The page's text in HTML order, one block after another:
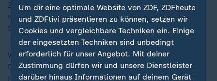
Zweifel an ihren Siegesambitionen aufkommen. Dabei
waren Werth und Co. dezimiert in die erste Fünf-
Sterne-Dressur des Turniers gestartet.
Weil Sönke Rothenberger, dessen Pferd Fendi laut der
Deutschen Reiterlichen Vereinigung gesundheitliche
Probleme hat, kurzfristig ausgefallen war, zählt jedes
Um dir eine optimale Website von ZDF, ZDFheute
und ZDFtivi präsentieren zu können, setzen wir
Cookies und vergleichbare Techniken ein. Einige
der eingesetzten Techniken sind unbedingt
erforderlich für unser Angebot. Mit deiner
Zustimmung dürfen wir und unsere Dienstleister
darüber hinaus Informationen auf deinem Gerät